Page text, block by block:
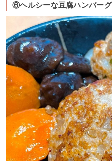
⑥ヘルシーな豆腐ハンバーグ